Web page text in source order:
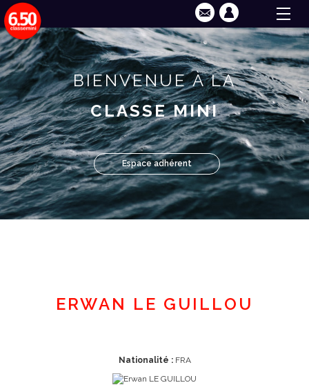
BIENVENUE À LA
CLASSE MINI
Espace adhérent
ERWAN LE GUILLOU
Nationalité :FRA